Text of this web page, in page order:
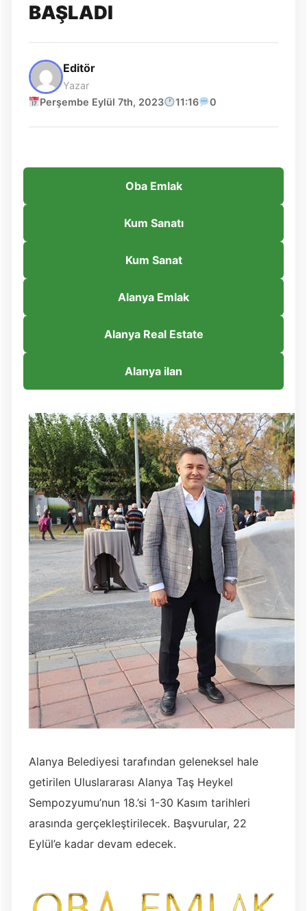
BAŞLADI
Editör
Yazar
Perşembe Eylül 7th, 2023
11:16 0
Oba Emlak
Kum Sanatı
Kum Sanat
Alanya Emlak
Alanya Real Estate
Alanya ilan
Alanya Belediyesi tarafından geleneksel hale
getirilen Uluslararası Alanya Taş Heykel
Sempozyumu’nun 18.’si 1-30 Kasım tarihleri
arasında gerçekleştirilecek. Başvurular, 22
Eylül’e kadar devam edecek.